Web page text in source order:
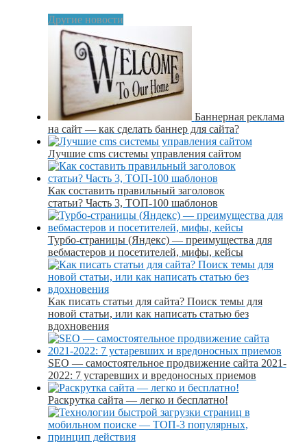
Другие новости
Баннерная реклама
на сайт — как сделать баннер для сайта?
Лучшие cms системы управления сайтом
Как составить правильный заголовок
статьи? Часть 3, ТОП-100 шаблонов
Турбо-страницы (Яндекс) — преимущества для
вебмастеров и посетителей, мифы, кейсы
Как писать статьи для сайта? Поиск темы для
новой статьи, или как написать статью без
вдохновения
SEO — самостоятельное продвижение сайта 2021-
2022: 7 устаревших и вредоносных приемов
Раскрутка сайта — легко и бесплатно!